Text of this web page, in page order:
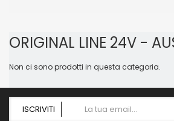
ORIGINAL LINE 24V -
Non ci sono prodotti in questa categoria.
ISCRIVITI